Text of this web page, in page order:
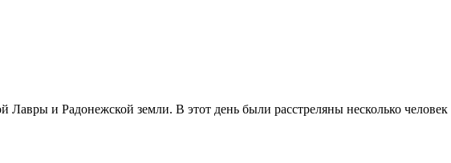
и Радонежской земли. В этот день были расстреляны несколько человек